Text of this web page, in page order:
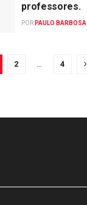
professores.
POR PAULO BARBOSA
2 4